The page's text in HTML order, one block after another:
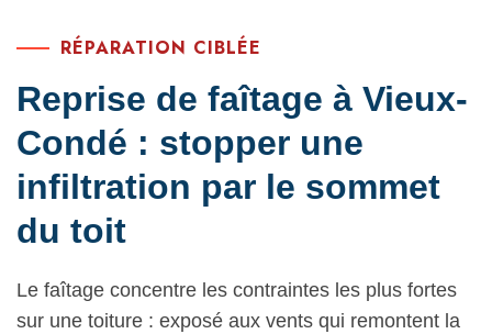
RÉPARATION CIBLÉE
Reprise de faîtage à Vieux-
Condé : stopper une
infiltration par le sommet
du toit
Le faîtage concentre les contraintes les plus fortes
sur une toiture : exposé aux vents qui remontent la